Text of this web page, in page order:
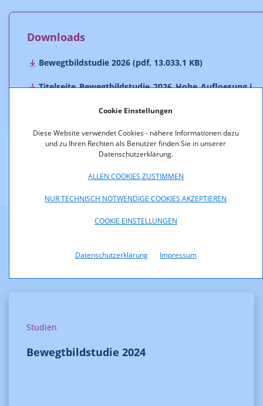
Cookie Einstellungen
Diese Website verwendet Cookies - nähere Informationen dazu
und zu Ihren Rechten als Benutzer finden Sie in unserer
Datenschutzerklärung.
ALLEN COOKIES ZUSTIMMEN
NUR TECHNISCH NOTWENDIGE COOKIES AKZEPTIEREN
COOKIE EINSTELLUNGEN
Datenschutzerklärung Impressum
Downloads
Bewegtbildstudie 2026 (pdf, 13.033,1 KB)
Titelseite_Bewegtbildstudie_2026_Hohe_Aufloesung.j
Studien
Bewegtbildstudie 2024